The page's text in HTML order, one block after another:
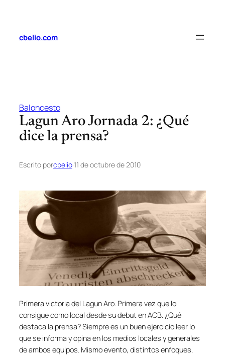
contenido
cbelio.com
Baloncesto
Lagun Aro Jornada 2: ¿Qué
dice la prensa?
Escrito porcbelio·11 de octubre de 2010
Primera victoria del Lagun Aro. Primera vez que lo
consigue como local desde su debut en ACB. ¿Qué
destaca la prensa? Siempre es un buen ejercicio leer lo
que se informa y opina en los medios locales y generales
de ambos equipos. Mismo evento, distintos enfoques.